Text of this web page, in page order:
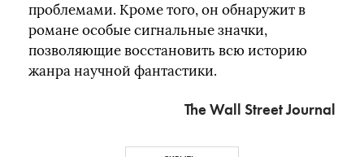
проблемами. Кроме того, он обнаружит в
романе особые сигнальные значки,
позволяющие восстановить всю историю
жанра научной фантастики.
The Wall Street Journal